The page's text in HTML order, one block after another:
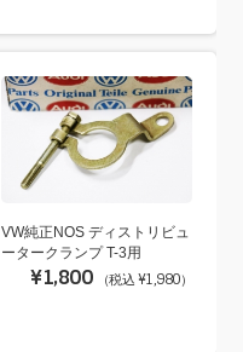
VW純正NOS ディストリビュ
ータークランプ T-3用
¥1,800 （税込 ¥1,980）